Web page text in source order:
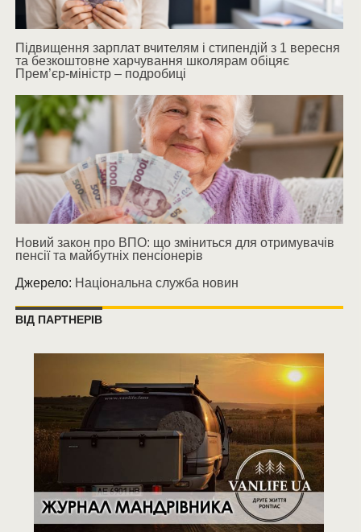
Підвищення зарплат вчителям і стипендій з 1 вересня
та безкоштовне харчування школярам обіцяє
Прем’єр-міністр – подробиці
Новий закон про ВПО: що зміниться для отримувачів
пенсії та майбутніх пенсіонерів
Джерело: Національна служба новин
ВІД ПАРТНЕРІВ